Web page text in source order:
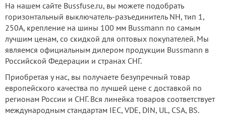
На нашем сайте Bussfuse.ru, вы можете подобрать
горизонтальный выключатель-разъединитель NH, тип 1,
250А, крепление на шины 100 мм Bussmann по самым
лучшим ценам, со скидкой для оптовых покупателей. Мы
являемся официальным дилером продукции Bussmann в
Российской Федерации и странах СНГ.
Приобретая у нас, вы получаете безупречный товар
европейского качества по лучшей цене с доставкой по
регионам России и СНГ. Вся линейка товаров соответствует
международным стандартам IEC, VDE, DIN, UL, CSA, BS.